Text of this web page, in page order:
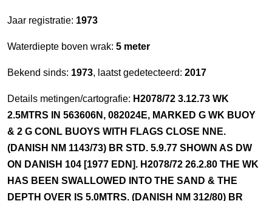
Jaar registratie: 1973
Waterdiepte boven wrak: 5 meter
Bekend sinds: 1973, laatst gedetecteerd: 2017
Details metingen/cartografie: H2078/72 3.12.73 WK
2.5MTRS IN 563606N, 082024E, MARKED G WK BUOY
& 2 G CONL BUOYS WITH FLAGS CLOSE NNE.
(DANISH NM 1143/73) BR STD. 5.9.77 SHOWN AS DW
ON DANISH 104 [1977 EDN]. H2078/72 26.2.80 THE WK
HAS BEEN SWALLOWED INTO THE SAND & THE
DEPTH OVER IS 5.0MTRS. (DANISH NM 312/80) BR